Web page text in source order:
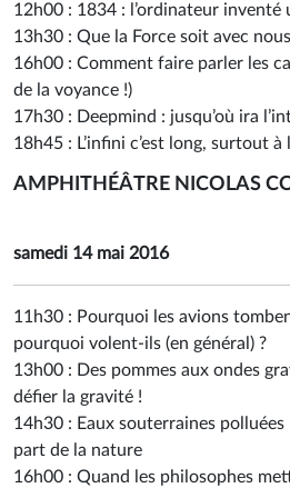
12h00 : 1834 : l’ordinateur inventé
13h30 : Que la Force soit avec
16h00 : Comment faire parler les
de la voyance !)
17h30 : Deepmind : jusqu’où ira
18h45 : L’infini c’est long, surtout à
AMPHITHÉÂTRE NICOLAS
samedi 14 mai 2016
11h30 : Pourquoi les avions
pourquoi volent-ils (en général) ?
13h00 : Des pommes aux ondes
défier la gravité !
14h30 : Eaux souterraines polluées
part de la nature
16h00 : Quand les philosophes